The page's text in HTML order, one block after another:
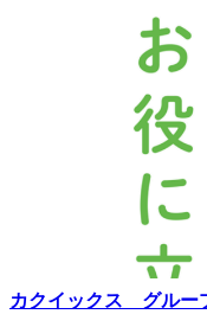
カクイックス グルー